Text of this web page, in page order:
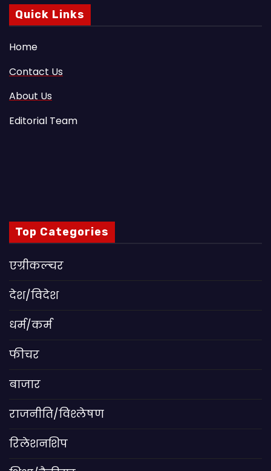
Quick Links
Home
Contact Us
About Us
Editorial Team
Top Categories
एग्रीकल्चर
देश/विदेश
धर्म/कर्म
फीचर
बाजार
राजनीति/विश्लेषण
रिलेशनशिप